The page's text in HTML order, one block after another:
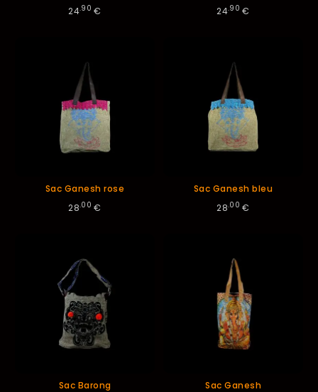
24.90 €
24.90 €
Sac Ganesh rose
28.00 €
Sac Ganesh bleu
28.00 €
Sac Barong
Sac Ganesh